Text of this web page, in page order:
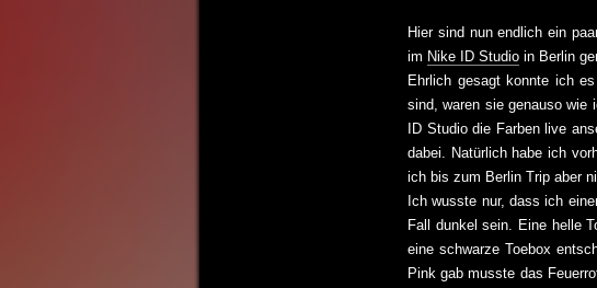
Hier sind nun endlich ein
im Nike ID Studio in Berlin
Ehrlich gesagt konnte ich
sind, waren sie genauso wie
ID Studio die Farben live
dabei. Natürlich habe ich
ich bis zum Berlin Trip aber
Ich wusste nur, dass ich
Fall dunkel sein. Eine helle
eine schwarze Toebox
Pink gab musste das